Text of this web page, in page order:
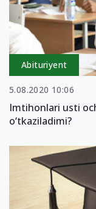
Abituriyent
5.08.2020 10:06
Imtihonlari usti
o‘tkaziladimi?